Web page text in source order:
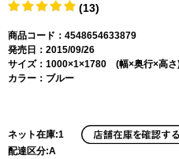
(13)
商品コード：4548654633879
発売日：2015/09/26
サイズ：1000×1×1780 (幅×奥行×高さ
カラー：ブルー
ネット在庫:1
配達区分:A